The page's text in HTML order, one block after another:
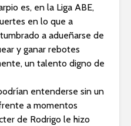
es, en la Liga ABE,
en lo que a
a adueñarse de
y ganar rebotes
un talento digno de
entenderse sin un
a momentos
de Rodrigo le hizo